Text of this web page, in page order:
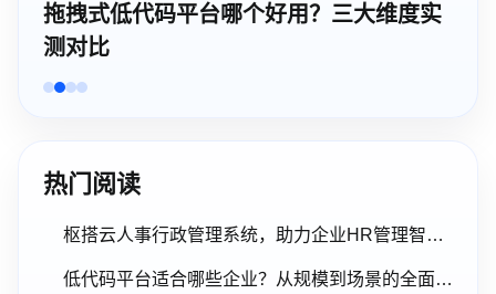
可视化开发平台哪个好用？企业级选型6
大核心维度
热门阅读